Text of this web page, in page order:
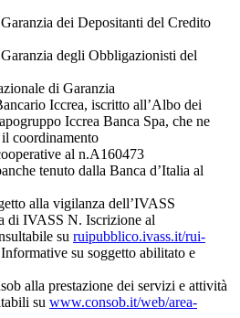
dei Depositanti del Credito
degli Obbligazionisti del
di Garanzia
Iccrea, iscritto all’Albo dei
Iccrea Banca Spa, che ne
coordinamento
al n.A160473
tenuto dalla Banca d’Italia al
alla vigilanza dell’IVASS
di IVASS N. Iscrizione al
su ruipubblico.ivass.it/rui-
su soggetto abilitato e
alla prestazione dei servizi e attività
su www.consob.it/web/area-